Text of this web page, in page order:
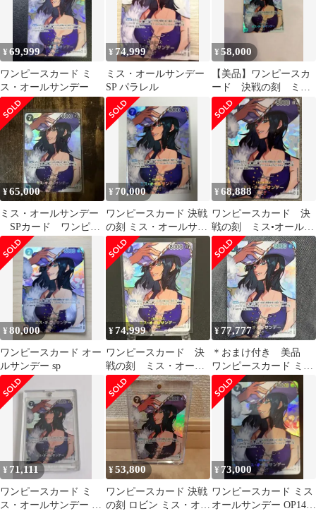
¥69,999
ワンピースカード ミ
ス・オールサンデー
¥ 74,999
ミス・オールサンデー
SP パラレル
¥58,000
【美品】ワンピースカ
ード 決戦の刻 ミ
ス・オールサンデー
OP04-084 SP
¥65,000
ミス・オールサンデー
SPカード ワンピー
スカード パラレル
決戦の刻
¥ 70,000
ワンピースカード 決戦
の刻 ミス・オールサン
デー SR SP
¥68,888
ワンピースカード 決
戦の刻 ミス•オールサ
ンデー SP パラレル
¥80,000
ワンピースカード オー
ルサンデー sp
¥74,999
ワンピースカード 決
戦の刻 ミス・オール
サンデー SP
¥77,777
＊おまけ付き 美品
ワンピースカード ミ
ス・オールサンデー SP
¥ 71,111
ワンピースカード ミ
ス・オールサンデー SP
¥53,800
ワンピースカード 決戦
の刻 ロビン ミス・オー
¥ 73,000
ワンピースカード ミス
オールサンデー OP14-